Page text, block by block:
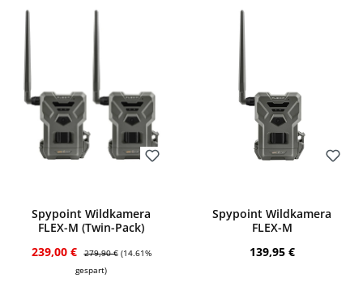
Spypoint Wildkamera
FLEX-M (Twin-Pack)
Verkaufspreis:
239,00 € Regulärer Preis:
279,90 € (14.61%
gespart)
Spypoint Wildkamera
FLEX-M
Regulärer Preis:
139,95 €